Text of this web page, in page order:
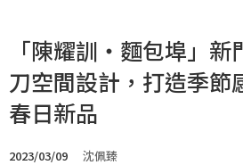
「陳耀訓・麵包埠」
刀空間設計，打造季節
春日新品
2023/03/09 沈佩臻